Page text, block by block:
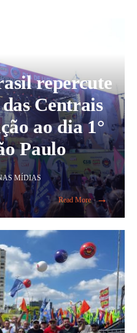
repercute
Centrais
ao dia 1°
Paulo
MÍDIAS
Read More →